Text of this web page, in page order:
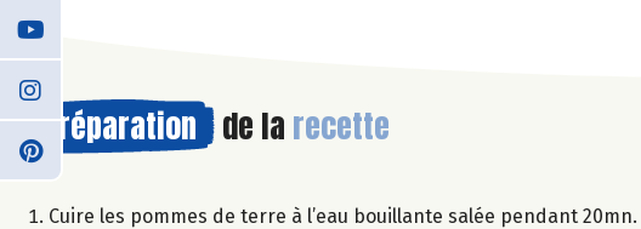
Préparation de la recette
Cuire les pommes de terre à l’eau bouillante salée pendant 20mn.